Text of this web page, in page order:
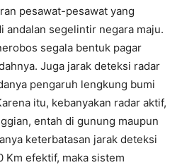
pesawat-pesawat yang
andalan segelintir negara maju.
segala bentuk pagar
Juga jarak deteksi radar
pengaruh lengkung bumi
itu, kebanyakan radar aktif,
entah di gunung maupun
keterbatasan jarak deteksi
Km efektif, maka sistem